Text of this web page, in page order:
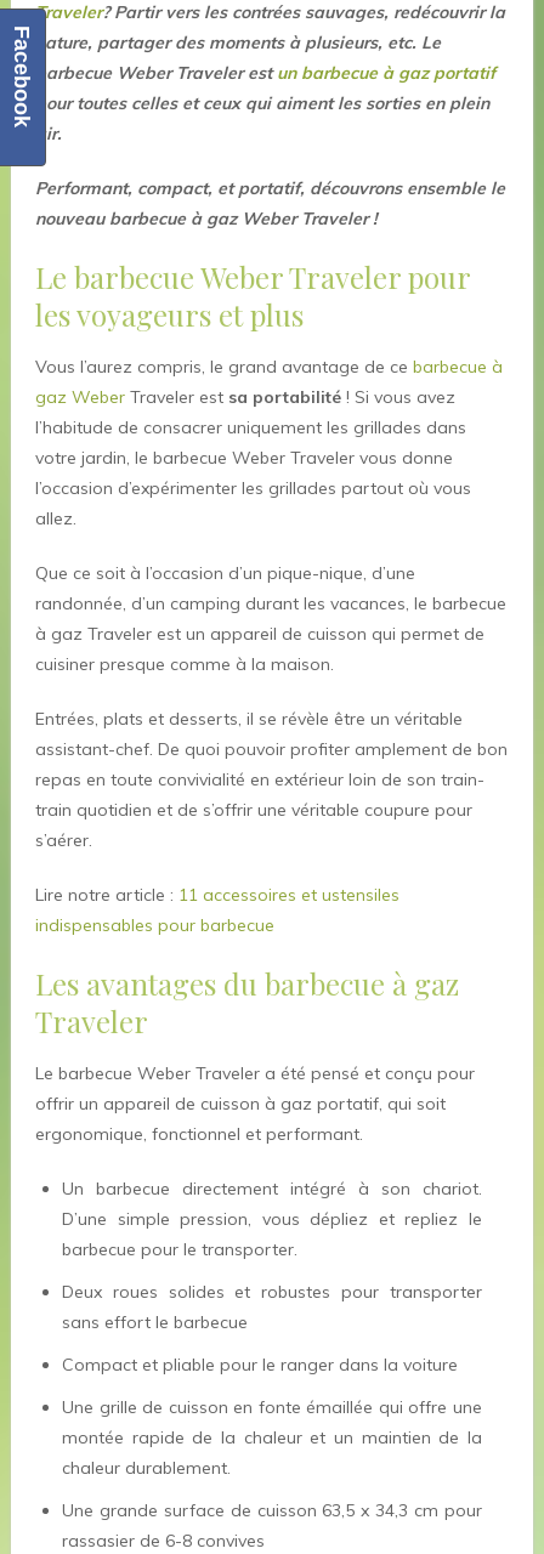
Traveler? Partir vers les contrées sauvages, redécouvrir la
nature, partager des moments à plusieurs, etc. Le
barbecue Weber Traveler estun barbecue à gaz portatif
pour toutes celles et ceux qui aiment les sorties en plein
air.
Performant, compact, et portatif, découvrons ensemble le
nouveau barbecue à gaz Weber Traveler !
Le barbecue Weber Traveler pour
les voyageurs et plus
Vous l’aurez compris, le grand avantage de ce barbecue à
gaz WeberTraveler est sa portabilité! Si vous avez
l’habitude de consacrer uniquement les grillades dans
votre jardin, le barbecue Weber Traveler vous donne
l’occasion d’expérimenter les grillades partout où vous
allez.
Que ce soit à l’occasion d’un pique-nique, d’une
randonnée, d’un camping durant les vacances, le barbecue
à gaz Traveler est un appareil de cuisson qui permet de
cuisiner presque comme à la maison.
Entrées, plats et desserts, il se révèle être un véritable
assistant-chef. De quoi pouvoir profiter amplement de bon
repas en toute convivialité en extérieur loin de son train-
train quotidien et de s’offrir une véritable coupure pour
s’aérer.
Lire notre article : 11 accessoires et ustensiles
indispensables pour barbecue
Les avantages du barbecue à gaz
Traveler
Le barbecue Weber Traveler a été pensé et conçu pour
offrir un appareil de cuisson à gaz portatif, qui soit
ergonomique, fonctionnel et performant.
Un barbecue directement intégré à son chariot.
D’une simple pression, vous dépliez et repliez le
barbecue pour le transporter.
Deux roues solides et robustes pour transporter
sans effort le barbecue
Compact et pliable pour le ranger dans la voiture
Une grille de cuisson en fonte émaillée qui offre une
montée rapide de la chaleur et un maintien de la
chaleur durablement.
Une grande surface de cuisson 63,5 x 34,3 cm pour
rassasier de 6-8 convives
Facebook